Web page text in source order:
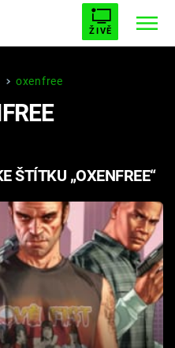
ŽIVĚ
PŘEMOŽITELKA UPÍRŮ
5
oxenfree
ŠTÍTKU „OXENFREE“